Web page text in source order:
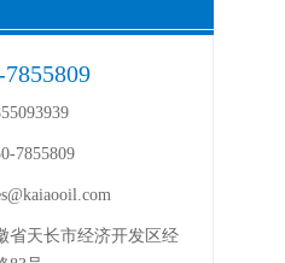
7855809
省天长市经济开发区经